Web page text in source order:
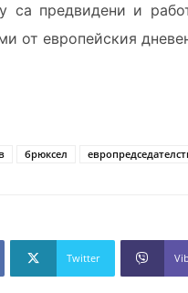
са предвидени и
от европейския
брюксел
Twitter